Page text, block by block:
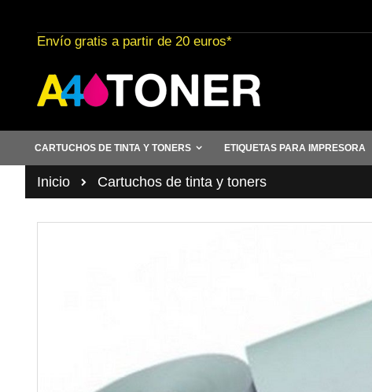
al
contenido
Envío gratis a partir de 20 euros*
CARTUCHOS DE TINTA Y TONERS ETIQUETAS PARA IMPRESORA
Inicio Cartuchos de tinta y toners